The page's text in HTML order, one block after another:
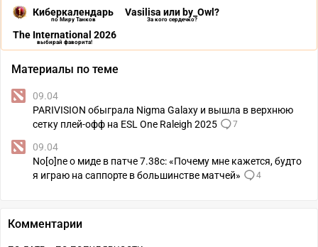
Киберкалендарь
по Миру Танков
Vasilisa или by_Owl?
За кого сердечко?
The International 2026
выбирай фаворита!
Материалы по теме
09.04
PARIVISION обыграла Nigma Galaxy и вышла в верхнюю
сетку плей-офф на ESL One Raleigh 2025
7
09.04
No[o]ne о миде в патче 7.38c: «Почему мне кажется, будто
я играю на саппорте в большинстве матчей»
4
Комментарии